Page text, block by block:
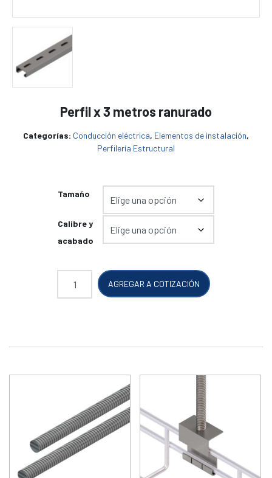
Perfil x 3 metros ranurado
Categorías: Conducción eléctrica, Elementos de instalación,
Perfilería Estructural
Tamaño
Calibre y
acabado
Perfil x 3 metros ranurado cantidad
AGREGAR A COTIZACIÓN